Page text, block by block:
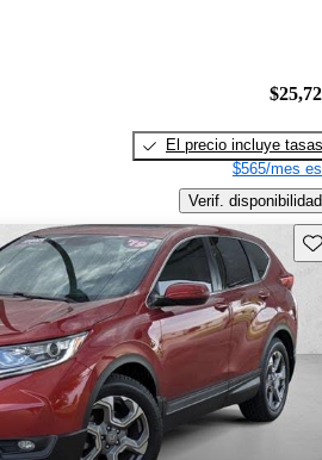
El precio incluye tasas
$565/mes
Verif. disponibilidad